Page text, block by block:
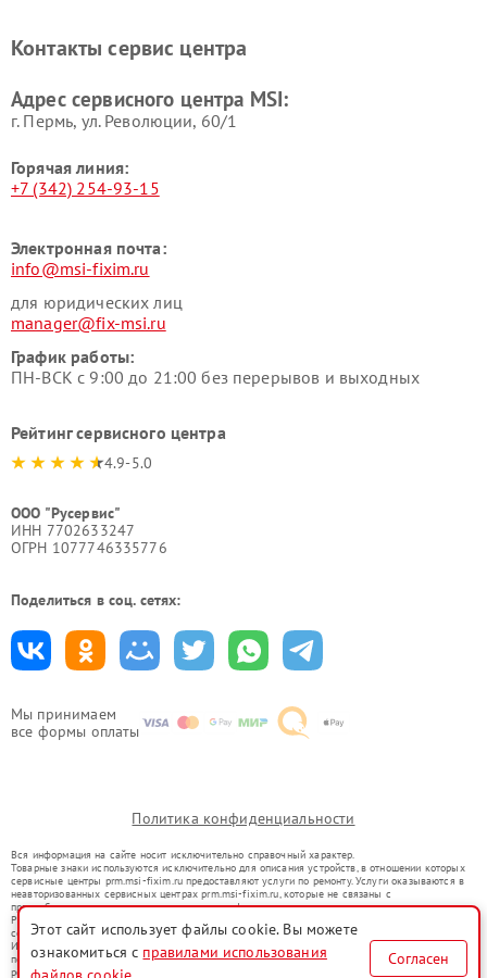
Мы принимаем
все формы оплаты
Контакты сервис центра
Адрес сервисного центра MSI:
г. Пермь, ул. ​Революции, 60/1
Горячая линия:
+7 (342) 254-93-15
Электронная почта:
info@msi-fixim.ru
для юридических лиц
manager@fix-msi.ru
График работы:
ПН-ВСК с 9:00 до 21:00 без перерывов и выходных
Рейтинг сервисного центра
4.9-5.0
ООО "Русервис"
ИНН 7702633247
ОГРН 1077746335776
Поделиться в соц. сетях:
Политика конфиденциальности
Вся информация на сайте носит исключительно справочный характер.
Товарные знаки используются исключительно для описания устройств, в отношении которых
сервисные центры prm.msi-fixim.ru предоставляют услуги по ремонту. Услуги оказываются в
неавторизованных сервисных центрах prm.msi-fixim.ru, которые не связаны с
правообладателями товарных знаков или их официальными представителями.
Ремонт осуществляется для устройств, уже введенных в гражданский оборот в соответствии
со статьей 1487 ГК РФ.
Использование товарных знаков не преследует цели индивидуализации услуг или введения
потребителей в заблуждение, а служит для информирования о предоставляемых услугах по
ремонту техники указанных брендов.
Этот сайт использует файлы cookie. Вы можете
ознакомиться с правилами использования
Согласен